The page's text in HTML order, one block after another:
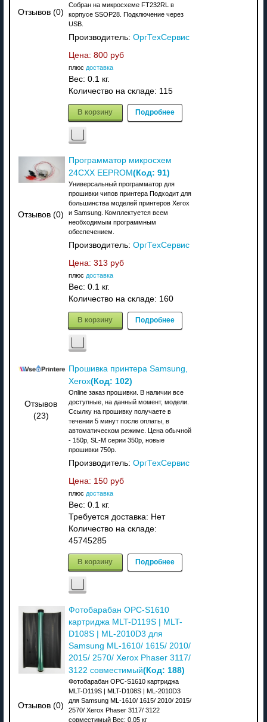
Отзывов (0)
Собран на микросхеме FT232RL в
корпусе SSOP28. Подключение через
USB.
Производитель: ОргТехСервис
Цена: 800 руб
плюс доставка
Вес: 0.1 кг.
Количество на складе: 115
В корзину Подробнее
Отзывов (0)
Программатор микросхем
24CXX EEPROM(Код: 91)
Универсальный программатор для
прошивки чипов принтера Подходит для
большинства моделей принтеров Xerox
и Samsung. Комплектуется всем
необходимым программным
обеспечением.
Производитель: ОргТехСервис
Цена: 313 руб
плюс доставка
Вес: 0.1 кг.
Количество на складе: 160
В корзину Подробнее
Отзывов
(23)
Прошивка принтера Samsung,
Xerox(Код: 102)
Online заказ прошивки. В наличии все
доступные, на данный момент, модели.
Ссылку на прошивку получаете в
течении 5 минут после оплаты, в
автоматическом режиме. Цена обычной
- 150р, SL-M серии 350р, новые
прошивки 750р.
Производитель: ОргТехСервис
Цена: 150 руб
плюс доставка
Вес: 0.1 кг.
Требуется доставка: Нет
Количество на складе:
45745285
В корзину Подробнее
Отзывов (0)
Фотобарабан OPC-S1610
картриджа MLT-D119S | MLT-
D108S | ML-2010D3 для
Samsung ML-1610/ 1615/ 2010/
2015/ 2570/ Xerox Phaser 3117/
3122 совместимый(Код: 188)
Фотобарабан OPC-S1610 картриджа
MLT-D119S | MLT-D108S | ML-2010D3
для Samsung ML-1610/ 1615/ 2010/ 2015/
2570/ Xerox Phaser 3117/ 3122
совместимый Вес: 0,05 кг